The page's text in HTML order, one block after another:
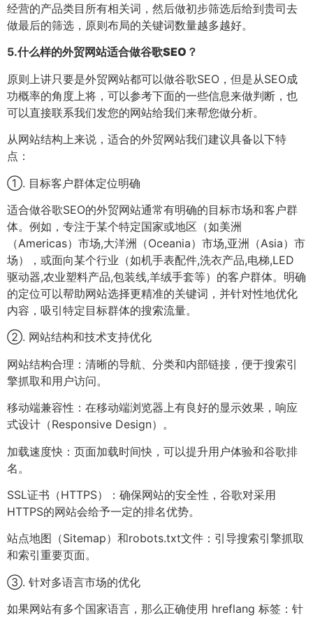
经营的产品类目所有相关词，然后做初步筛选后给到贵司去
做最后的筛选，原则布局的关键词数量越多越好。
5.什么样的外贸网站适合做谷歌SEO？
原则上讲只要是外贸网站都可以做谷歌SEO，但是从SEO成
功概率的角度上将，可以参考下面的一些信息来做判断，也
可以直接联系我们发您的网站给我们来帮您做分析。
从网站结构上来说，适合的外贸网站我们建议具备以下特
点：
①. 目标客户群体定位明确
适合做谷歌SEO的外贸网站通常有明确的目标市场和客户群
体。例如，专注于某个特定国家或地区（如美洲
（Americas）市场,大洋洲（Oceania）市场,亚洲（Asia）市
场），或面向某个行业（如机手表配件,洗衣产品,电梯,LED
驱动器,农业塑料产品,包装线,羊绒手套等）的客户群体。明确
的定位可以帮助网站选择更精准的关键词，并针对性地优化
内容，吸引特定目标群体的搜索流量。
②. 网站结构和技术支持优化
网站结构合理：清晰的导航、分类和内部链接，便于搜索引
擎抓取和用户访问。
移动端兼容性：在移动端浏览器上有良好的显示效果，响应
式设计（Responsive Design）。
加载速度快：页面加载时间快，可以提升用户体验和谷歌排
名。
SSL证书（HTTPS）：确保网站的安全性，谷歌对采用
HTTPS的网站会给予一定的排名优势。
站点地图（Sitemap）和robots.txt文件：引导搜索引擎抓取
和索引重要页面。
③. 针对多语言市场的优化
如果网站有多个国家语言，那么正确使用 hreflang 标签：针